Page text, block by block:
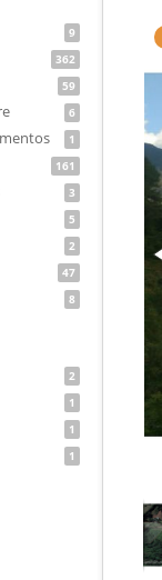
9
362
59
6
1
161
3
5
2
47
8
2
1
1
1